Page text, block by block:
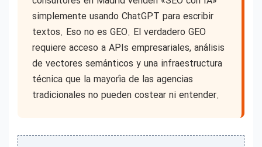
simplemente usando ChatGPT para escribir
textos. Eso no es GEO. El verdadero GEO
requiere acceso a APIs empresariales, análisis
de vectores semánticos y una infraestructura
técnica que la mayoría de las agencias
tradicionales no pueden costear ni entender.